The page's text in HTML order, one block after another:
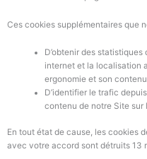
Ces cookies supplémentaires que
D’obtenir des
internet et la localisation
ergonomie et son
D’identifier le trafic
contenu de notre Site sur
En tout état de cause, les cookies
avec votre accord sont détruits 13